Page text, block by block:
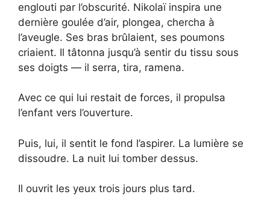
englouti par l’obscurité. Nikolaï inspira une
dernière goulée d’air, plongea, chercha à
l’aveugle. Ses bras brûlaient, ses poumons
criaient. Il tâtonna jusqu’à sentir du tissu sous
ses doigts — il serra, tira, ramena.
Avec ce qui lui restait de forces, il propulsa
l’enfant vers l’ouverture.
Puis, lui, il sentit le fond l’aspirer. La lumière se
dissoudre. La nuit lui tomber dessus.
Il ouvrit les yeux trois jours plus tard.